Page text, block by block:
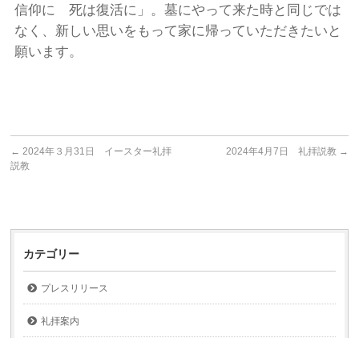
信仰に 死は復活に」。墓にやって来た時と同じでは
なく、新しい思いをもって家に帰っていただきたいと
願います。
← 2024年３月31日 イースター礼拝
説教
2024年4月7日 礼拝説教 →
カテゴリー
プレスリリース
礼拝案内